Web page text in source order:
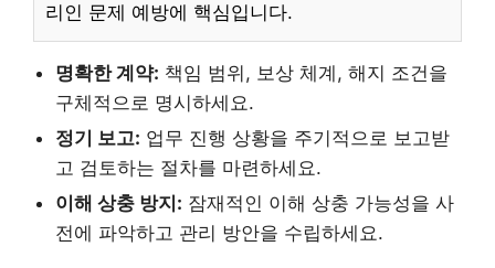
리인 문제 예방에 핵심입니다.
명확한 계약: 책임 범위, 보상 체계, 해지 조건을
구체적으로 명시하세요.
정기 보고: 업무 진행 상황을 주기적으로 보고받
고 검토하는 절차를 마련하세요.
이해 상충 방지: 잠재적인 이해 상충 가능성을 사
전에 파악하고 관리 방안을 수립하세요.